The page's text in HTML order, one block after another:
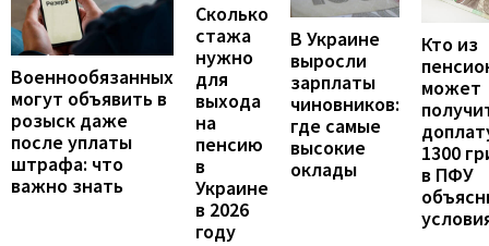
Военнообязанных
могут объявить в
розыск даже
после уплаты
штрафа: что
важно знать
Сколько
стажа
нужно
для
выхода
на
пенсию
в
Украине
в 2026
году
В Украине
выросли
зарплаты
чиновников:
где самые
высокие
оклады
Кто из
может
1300
в ПФУ